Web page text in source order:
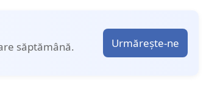
săptămână. Urmărește-ne